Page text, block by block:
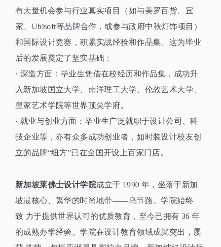
有大量机会参与行业真实项目（如与美罗百货、宜
家、 Ubisoft等品牌合作，或参与政府中秋灯饰项目）
和国际设计竞赛，积累实战经验和作品集。这为毕业
后的发展奠定了坚实基础：
· 深造方面：毕业生凭借在校经历和作品集，成功升
入新加坡国立大学、南洋理工大学、伦敦艺术大学、
皇家艺术学院等世界顶尖学府。
· 就业与创业方面：毕业生广泛就职于设计公司、科
技企业等，亦有众多成功创业者，如时装设计校友创
立的品牌“纽方”已在全国开设上百家门店。
新加坡莱佛士设计学院成立于 1990 年，坐落于新加
坡最核心、繁华的时尚地带——乌节路。学院始终
致 力于提供世界认可的优质教育，至今已拥有 36年
的成熟办学经验。学院在设计教育领域成就突出，屡